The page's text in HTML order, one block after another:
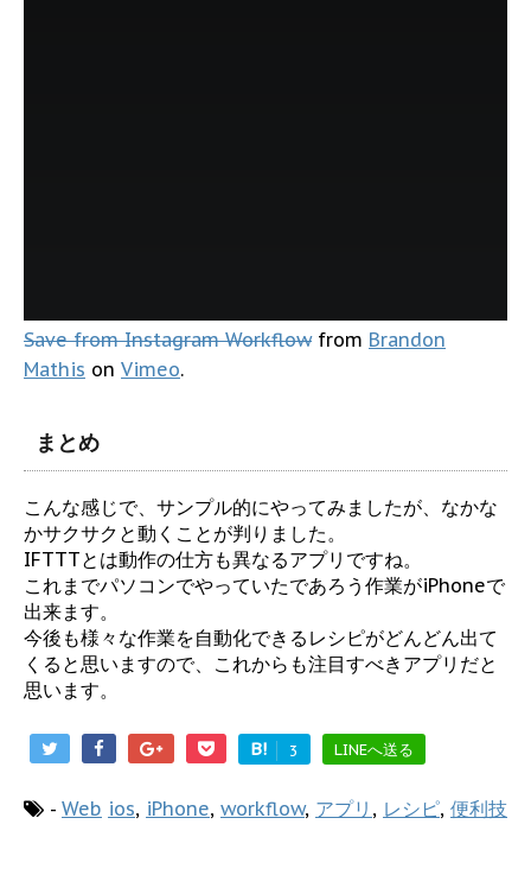
Save from Instagram Workflowfrom Brandon
Mathis on Vimeo.
まとめ
こんな感じで、サンプル的にやってみましたが、なかな
かサクサクと動くことが判りました。
IFTTTとは動作の仕方も異なるアプリですね。
これまでパソコンでやっていたであろう作業がiPhoneで
出来ます。
今後も様々な作業を自動化できるレシピがどんどん出て
くると思いますので、これからも注目すべきアプリだと
思います。
B! 3 LINEへ送る
- Web ios, iPhone, workflow, アプリ , レシピ, 便利技